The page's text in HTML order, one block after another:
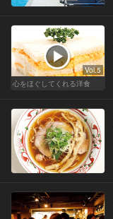
Vol.5
心をほぐしてくれる洋食